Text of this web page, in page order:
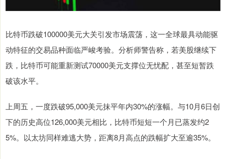
比特币跌破100000美元大关引发市场震荡，这一全球最具动能驱
动特征的交易品种面临严峻考验。分析师警告称，若美股继续下
跌，比特币可能重新测试70000美元支撑位无忧配，甚至短暂跌
破该水平。
上周五，一度跌破95,000美元抹平年内30%的涨幅。与10月6日创
下的历史高位126,000美元相比，比特币短短一个月已蒸发约2
5%。以太坊同样难逃大势，距离8月高点的跌幅扩大至逾35%。